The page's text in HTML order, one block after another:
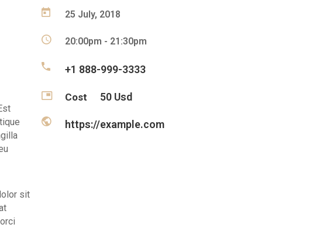
sit
25 July, 2018
20:00pm - 21:30pm
+1 888-999-3333
Cost 50 Usd
https://example.com